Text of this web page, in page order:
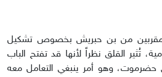
من بن حبريش بخصوص تشكيل
تُثير القلق نظراً لأنها قد تفتح الباب
حضرموت، وهو أمر ينبغي التعامل معه